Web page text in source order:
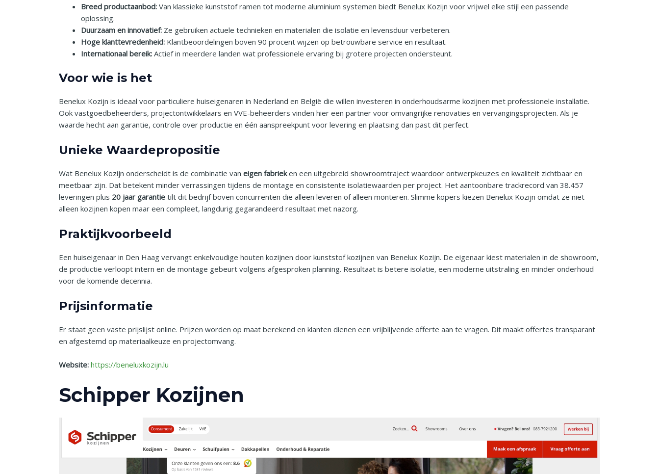
Breed productaanbod: Van klassieke kunststof ramen tot moderne aluminium systemen biedt Benelux Kozijn voor vrijwel elke stijl een passende
oplossing.
Duurzaam en innovatief: Ze gebruiken actuele technieken en materialen die isolatie en levensduur verbeteren.
Hoge klanttevredenheid: Klantbeoordelingen boven 90 procent wijzen op betrouwbare service en resultaat.
Internationaal bereik: Actief in meerdere landen wat professionele ervaring bij grotere projecten ondersteunt.
Voor wie is het
Benelux Kozijn is ideaal voor particuliere huiseigenaren in Nederland en België die willen investeren in onderhoudsarme kozijnen met professionele installatie.
Ook vastgoedbeheerders, projectontwikkelaars en VVE-beheerders vinden hier een partner voor omvangrijke renovaties en vervangingsprojecten. Als je
waarde hecht aan garantie, controle over productie en één aanspreekpunt voor levering en plaatsing dan past dit perfect.
Unieke Waardepropositie
Wat Benelux Kozijn onderscheidt is de combinatie vaneigen fabrieken een uitgebreid showroomtraject waardoor ontwerpkeuzes en kwaliteit zichtbaar en
meetbaar zijn. Dat betekent minder verrassingen tijdens de montage en consistente isolatiewaarden per project. Het aantoonbare trackrecord van 38.457
leveringen plus 20 jaar garantie tilt dit bedrijf boven concurrenten die alleen leveren of alleen monteren. Slimme kopers kiezen Benelux Kozijn omdat ze niet
alleen kozijnen kopen maar een compleet, langdurig gegarandeerd resultaat met nazorg.
Praktijkvoorbeeld
Een huiseigenaar in Den Haag vervangt enkelvoudige houten kozijnen door kunststof kozijnen van Benelux Kozijn. De eigenaar kiest materialen in de showroom,
de productie verloopt intern en de montage gebeurt volgens afgesproken planning. Resultaat is betere isolatie, een moderne uitstraling en minder onderhoud
voor de komende decennia.
Prijsinformatie
Er staat geen vaste prijslijst online. Prijzen worden op maat berekend en klanten dienen een vrijblijvende offerte aan te vragen. Dit maakt offertes transparant
en afgestemd op materiaalkeuze en projectomvang.
Website: https://beneluxkozijn.lu
Schipper Kozijnen